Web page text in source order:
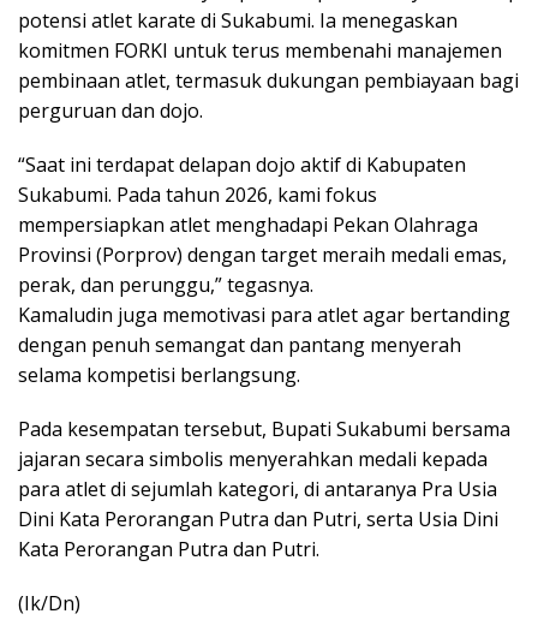
potensi atlet karate di Sukabumi. Ia menegaskan
komitmen FORKI untuk terus membenahi manajemen
pembinaan atlet, termasuk dukungan pembiayaan bagi
perguruan dan dojo.
“Saat ini terdapat delapan dojo aktif di Kabupaten
Sukabumi. Pada tahun 2026, kami fokus
mempersiapkan atlet menghadapi Pekan Olahraga
Provinsi (Porprov) dengan target meraih medali emas,
perak, dan perunggu,” tegasnya.
Kamaludin juga memotivasi para atlet agar bertanding
dengan penuh semangat dan pantang menyerah
selama kompetisi berlangsung.
Pada kesempatan tersebut, Bupati Sukabumi bersama
jajaran secara simbolis menyerahkan medali kepada
para atlet di sejumlah kategori, di antaranya Pra Usia
Dini Kata Perorangan Putra dan Putri, serta Usia Dini
Kata Perorangan Putra dan Putri.
(Ik/Dn)